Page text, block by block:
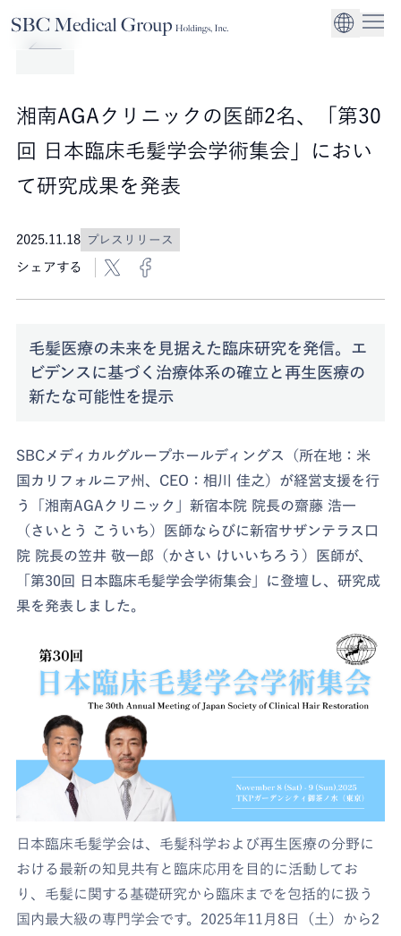
Company
Service
法人事業
Sustainability
ガバナンス
湘南AGAクリニックの医師2名、「第30
回 日本臨床毛髪学会学術集会」におい
て研究成果を発表
2025.11.18 プレスリリース
シェアする
毛髪医療の未来を見据えた臨床研究を発信。エ
ビデンスに基づく治療体系の確立と再生医療の
新たな可能性を提示
SBCメディカルグループホールディングス（所在地：米
国カリフォルニア州、CEO：相川 佳之）が経営支援を行
う「湘南AGAクリニック」新宿本院 院長の齋藤 浩一
（さいとう こういち）医師ならびに新宿サザンテラス口
院 院長の笠井 敬一郎（かさい けいいちろう）医師が、
「第30回 日本臨床毛髪学会学術集会」に登壇し、研究成
果を発表しました。
日本臨床毛髪学会は、毛髪科学および再生医療の分野に
おける最新の知見共有と臨床応用を目的に活動してお
り、毛髪に関する基礎研究から臨床までを包括的に扱う
国内最大級の専門学会です。2025年11月8日（土）から2